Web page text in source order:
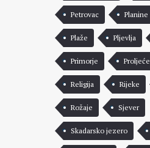
Petrovac Planine
Plaže Pljevlja
Primorje Proljeće
Religija Rijeke
Rožaje Sjever
Skadarsko jezero